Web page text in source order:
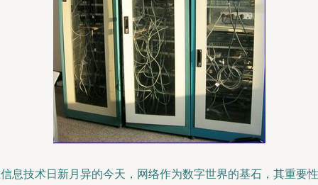
息技术日新月异的今天，网络作为数字世界的基石，其重要性